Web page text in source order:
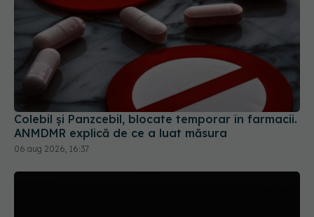
Colebil și Panzcebil, blocate temporar în farmacii.
ANMDMR explică de ce a luat măsura
06 aug 2026, 16:37